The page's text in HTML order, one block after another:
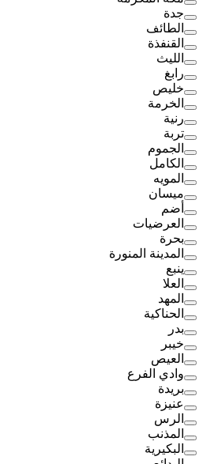
جدة
الطائف
القنفذة
الليث
رابغ
خليص
الخرمة
رنية
تربة
الجموم
الكامل
المويه
ميسان
أضم
العرضيات
بحرة
المدينة المنورة
ينبع
العلا
المهد
الحناكية
بدر
خيبر
العيص
وادي الفرع
بريدة
عنيزة
الرس
المذنب
البكيرية